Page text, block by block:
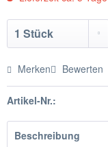
Merken Bewerten
Artikel-Nr.:
Beschreibung